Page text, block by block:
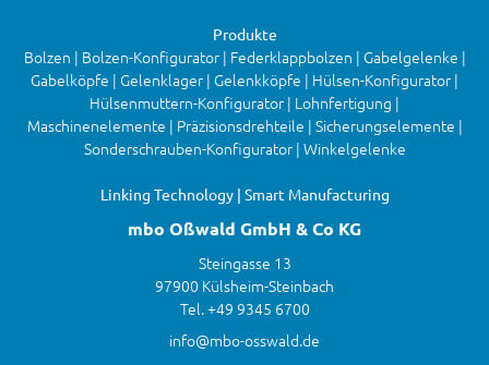
Produkte
Bolzen | Bolzen-Konfigurator | Federklappbolzen | Gabelgelenke |
Gabelköpfe | Gelenklager | Gelenkköpfe | Hülsen-Konfigurator |
Hülsenmuttern-Konfigurator | Lohnfertigung |
Maschinenelemente | Präzisionsdrehteile | Sicherungselemente |
Sonderschrauben-Konfigurator | Winkelgelenke
Linking Technology | Smart Manufacturing
mbo Oßwald GmbH & Co KG
Steingasse 13
97900 Külsheim-Steinbach
Tel. +49 9345 6700
info@mbo-osswald.de